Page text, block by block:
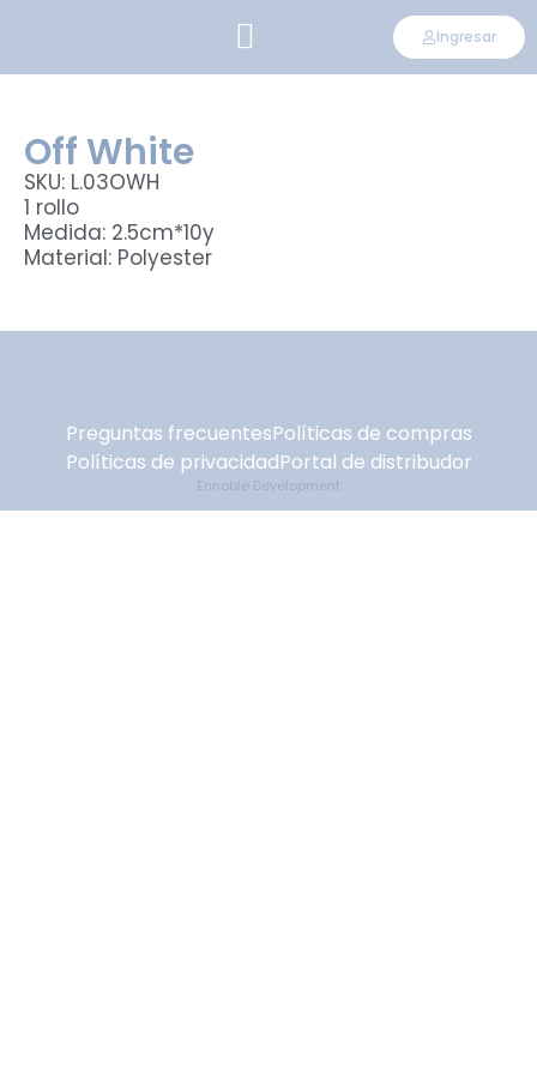
Ingresar
Off White
SKU: L.03OWH
1 rollo
Medida: 2.5cm*10y
Material: Polyester
Preguntas frecuentesPolíticas de compras
Políticas de privacidadPortal de distribudor
Ennoble Development